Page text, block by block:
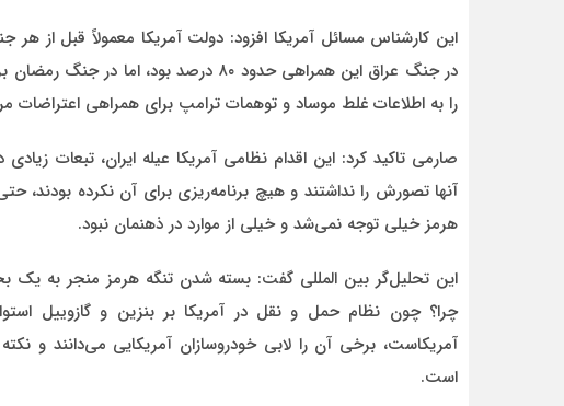
این کارشناس مسائل آمریکا افزود: دولت آمریکا معمولاً قبل از
در جنگ عراق این همراهی حدود ۸۰ درصد
را به اطلاعات غلط موساد و توهمات ترامپ برای همراهی اعتراضات
صارمی تاکید کرد: این اقدام نظامی آمریکا عیله ایران، تبعات
آنها تصورش را نداشتند و هیچ برنامه‌ریزی برای آن نکرده بودند،
هرمز خیلی توجه نمی‌شد و خیلی از موارد در ذهنمان نبود.
این تحلیل‌گر بین المللی گفت: بسته شدن تنگه هرمز منجر به یک
چرا؟ چون نظام حمل و نقل در آمریکا بر بنزین و گازوییل
آمریکاست، برخی آن را لابی خودروسازان آمریکایی می‌دانند و
است.